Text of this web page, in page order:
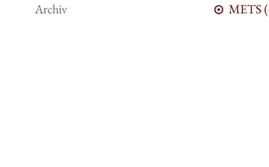
Archiv
METS